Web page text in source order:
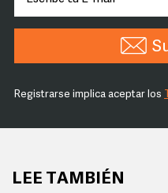
Registrarse implica aceptar los
LEE TAMBIÉN